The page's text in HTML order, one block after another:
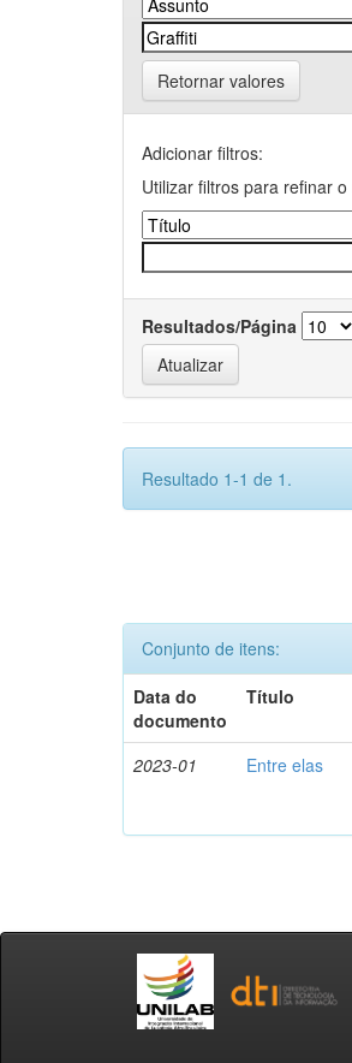
Retornar valores
Adicionar filtros:
Utilizar filtros para refinar
Resultados/Página
Resultado 1-1 de 1.
Conjunto de itens:
Data do
documento
Título
2023-01 Entre elas